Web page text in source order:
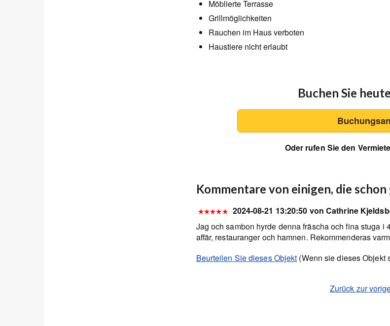
Möblierte Terrasse
Grillmöglichkeiten
Rauchen im Haus verboten
Haustiere nicht erlaubt
Buchen Sie
Oder rufen Sie den
Kommentare von einigen, die
2024-08-21 13:20:50 von Cathrine
Jag och sambon hyrde denna fräscha och fina stuga
affär, restauranger och hamnen. Rekommenderas
Beurteilen Sie dieses Objekt (Wenn sie dieses Objekt
Zurück zur